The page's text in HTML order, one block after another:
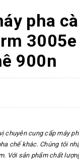
pha
900n
chuyên cung cấp máy
chế khác. Chúng tôi
Với sản phẩm chất